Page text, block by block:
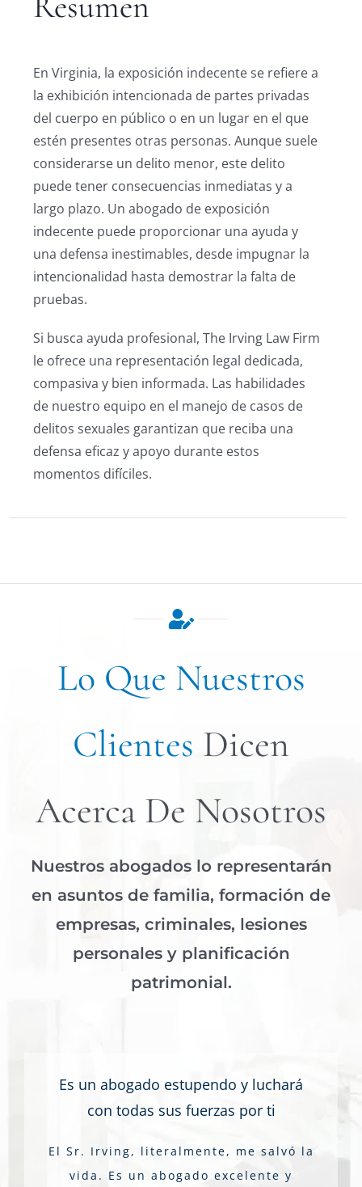
En Virginia, la exposición indecente se refiere a
la exhibición intencionada de partes privadas
del cuerpo en público o en un lugar en el que
estén presentes otras personas. Aunque suele
considerarse un delito menor, este delito
puede tener consecuencias inmediatas y a
largo plazo. Un abogado de exposición
indecente puede proporcionar una ayuda y
una defensa inestimables, desde impugnar la
intencionalidad hasta demostrar la falta de
pruebas.
Si busca ayuda profesional, The Irving Law Firm
le ofrece una representación legal dedicada,
compasiva y bien informada. Las habilidades
de nuestro equipo en el manejo de casos de
delitos sexuales garantizan que reciba una
defensa eficaz y apoyo durante estos
momentos difíciles.
Lo Que Nuestros
Clientes Dicen
Acerca De Nosotros
Nuestros abogados lo representarán
en asuntos de familia, formación de
empresas, criminales, lesiones
personales y planificación
patrimonial.
Es un abogado estupendo y luchará
con todas sus fuerzas por ti
El Sr. Irving, literalmente, me salvó la
vida. Es un abogado excelente y